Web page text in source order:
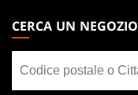
THE
GATHERING
FOOTER
CERCA UN NEGOZIO
un